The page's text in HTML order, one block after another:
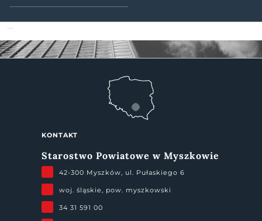
KONTAKT
Starostwo Powiatowe w Myszkowie
42-300 Myszków, ul. Pułaskiego 6
woj. śląskie, pow. myszkowski
34 31 591 00